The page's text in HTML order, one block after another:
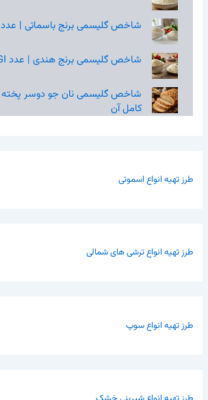
شاخص گلیسمی برنج باسماتی | عدد GI و بررسی کامل آن
شاخص گلیسمی برنج هندی | عدد GI و بررسی کامل آن
کامل آن
طرز تهیه انواع اسموتی
طرز تهیه انواع ترشی های شمالی
طرز تهیه انواع سوپ